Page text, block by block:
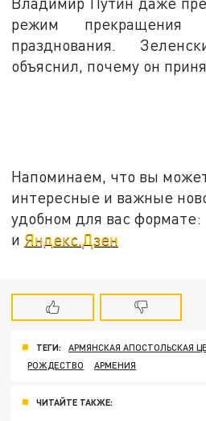
режим
празднования.
объяснил, почему он
Напоминаем, что вы
интересные и важные
удобном для вас формате:
и Яндекс.Дзен
ТЕГИ: АРМЯНСКАЯ АПОСТОЛЬСКАЯ
РОЖДЕСТВО
АРМЕНИЯ
ЧИТАЙТЕ ТАКЖЕ: